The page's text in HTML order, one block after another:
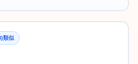
類似